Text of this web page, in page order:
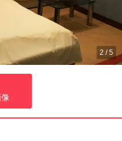
2 /5